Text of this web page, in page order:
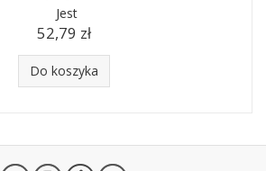
Jest
52,79 zł
Do koszyka